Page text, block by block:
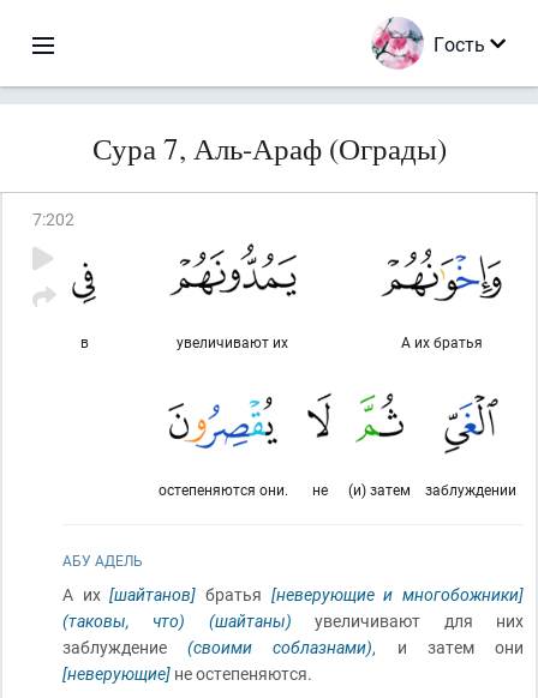
Гость
Сура 7, Аль-Араф (Ограды)
7:202
А их братья
увеличивают их
в
заблуждении
(и) затем
не
остепеняются они.
АБУ АДЕЛЬ
А их[шайтанов] братья [неверующие и многобожники]
(таковы, что)
(шайтаны) увеличивают для них
заблуждение(своими соблазнами), и затем они
[неверующие] не остепеняются.